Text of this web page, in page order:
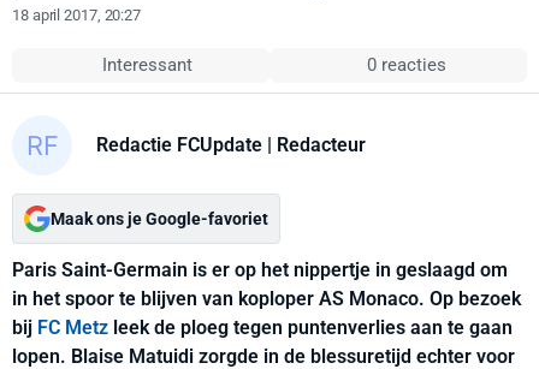
18 april 2017, 20:27
Interessant 0 reacties
Redactie FCUpdate | Redacteur
Maak ons je Google-favoriet
Paris Saint-Germain is er op het nippertje in geslaagd om
in het spoor te blijven van koploper AS Monaco. Op bezoek
bij FC Metz leek de ploeg tegen puntenverlies aan te gaan
lopen. Blaise Matuidi zorgde in de blessuretijd echter voor